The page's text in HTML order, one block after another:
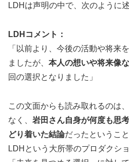
LDHは声明の中で、次のように
LDHコメント：
「以前より、今後の活動や将来
ましたが、 本人の想いや将来像
回の選択となりました」
この文面からも読み取れるのは
なく、 岩田さん自身が何度も思
どり着いた結論だったということ
LDHという大所帯のプロダクシ